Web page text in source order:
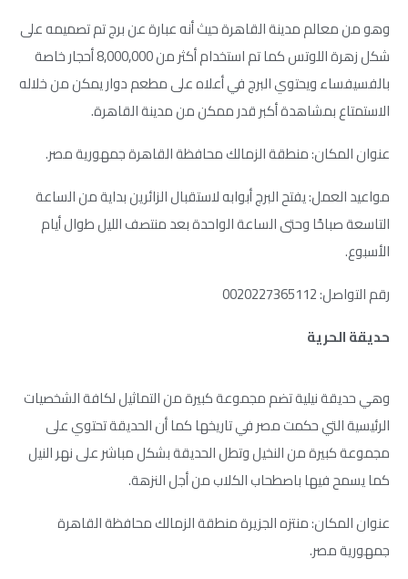
وهو من معالم مدينة القاهرة حيث أنه عبارة عن برج تم تصميمه على
شكل زهرة اللوتس كما تم استخدام أكثر من 8,000,000 أحجار خاصة
بالفسيفساء ويحتوي البرج في أعلاه على مطعم دوار يمكن من خلاله
الاستمتاع بمشاهدة أكبر قدر ممكن من مدينة القاهرة.
عنوان المكان: منطقة الزمالك محافظة القاهرة جمهورية مصر.
مواعيد العمل: يفتح البرج أبوابه لاستقبال الزائرين بداية من الساعة
التاسعة صباحًا وحتى الساعة الواحدة بعد منتصف الليل طوال أيام
الأسبوع.
رقم التواصل: 0020227365112
حديقة الحرية
وهي حديقة نيلية تضم مجموعة كبيرة من التماثيل لكافة الشخصيات
الرئيسية التي حكمت مصر في تاريخها كما أن الحديقة تحتوي على
مجموعة كبيرة من النخيل وتطل الحديقة بشكل مباشر على نهر النيل
كما يسمح فيها باصطحاب الكلاب من أجل النزهة.
عنوان المكان: منتزه الجزيرة منطقة الزمالك محافظة القاهرة
جمهورية مصر.